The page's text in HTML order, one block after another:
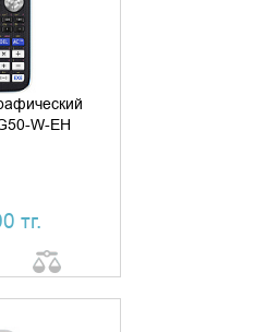
W-EH
тг.